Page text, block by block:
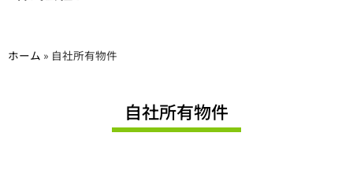
ホーム » 自社所有物件
自社所有物件